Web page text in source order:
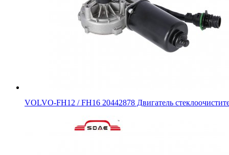
VOLVO-FH12 / FH16 20442878 Двигатель